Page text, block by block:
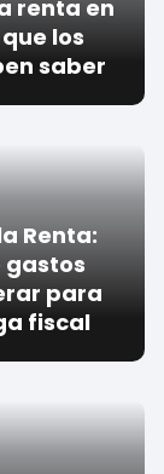
renta en
los
saber
Renta:
gastos
para
fiscal